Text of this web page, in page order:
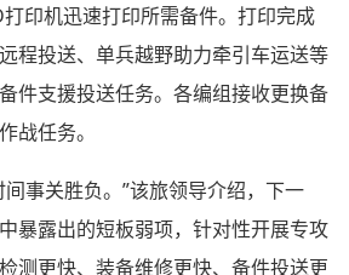
印机迅速打印所需备件。打印完成
程投送、单兵越野助力牵引车运送等
件支援投送任务。各编组接收更换备
战任务。
事关胜负。”该旅领导介绍，下一
暴露出的短板弱项，针对性开展专攻
测更快、装备维修更快、备件投送更